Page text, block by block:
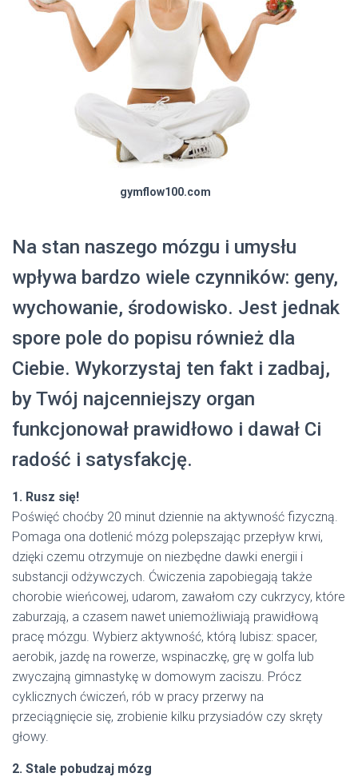
gymflow100.com
Na stan naszego mózgu i umysłu
wpływa bardzo wiele czynników: geny,
wychowanie, środowisko. Jest jednak
spore pole do popisu również dla
Ciebie. Wykorzystaj ten fakt i zadbaj,
by Twój najcenniejszy organ
funkcjonował prawidłowo i dawał Ci
radość i satysfakcję.
1. Rusz się!
Poświęć choćby 20 minut dziennie na aktywność fizyczną.
Pomaga ona dotlenić mózg polepszając przepływ krwi,
dzięki czemu otrzymuje on niezbędne dawki energii i
substancji odżywczych. Ćwiczenia zapobiegają także
chorobie wieńcowej, udarom, zawałom czy cukrzycy, które
zaburzają, a czasem nawet uniemożliwiają prawidłową
pracę mózgu. Wybierz aktywność, którą lubisz: spacer,
aerobik, jazdę na rowerze, wspinaczkę, grę w golfa lub
zwyczajną gimnastykę w domowym zaciszu. Prócz
cyklicznych ćwiczeń, rób w pracy przerwy na
przeciągnięcie się, zrobienie kilku przysiadów czy skręty
głowy.
2. Stale pobudzaj mózg